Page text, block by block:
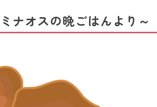
ナオスの晩ごはんより～